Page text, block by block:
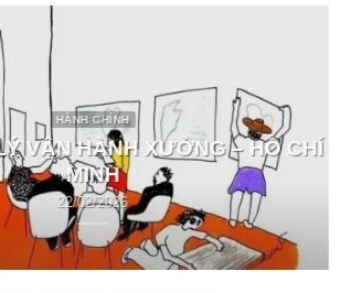
HÀNH CHÍNH
VẬN HÀNH XƯỞNG – HỒ CHÍ
MINH
22/02/2026